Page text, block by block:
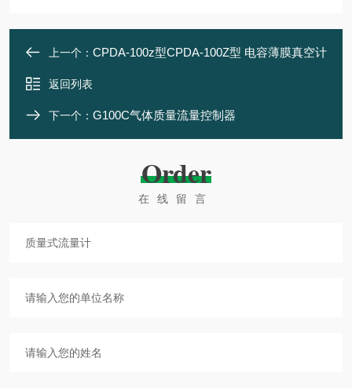
上一个： CPDA-100z型CPDA-100Z型 电容薄膜真空计
返回列表
下一个： G100C气体质量流量控制器
Order
在线留言